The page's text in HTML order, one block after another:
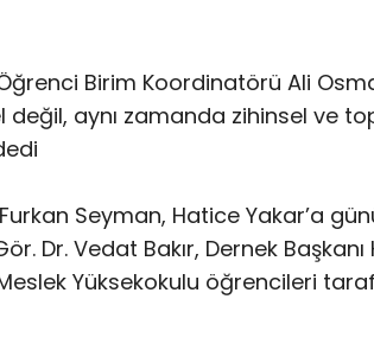
Birim Koordinatörü Ali
değil, aynı zamanda zihinsel ve
Seyman, Hatice Yakar’a
Dr. Vedat Bakır, Dernek
Yüksekokulu öğrencileri